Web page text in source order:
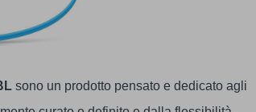
sono un prodotto pensato e dedicato agli